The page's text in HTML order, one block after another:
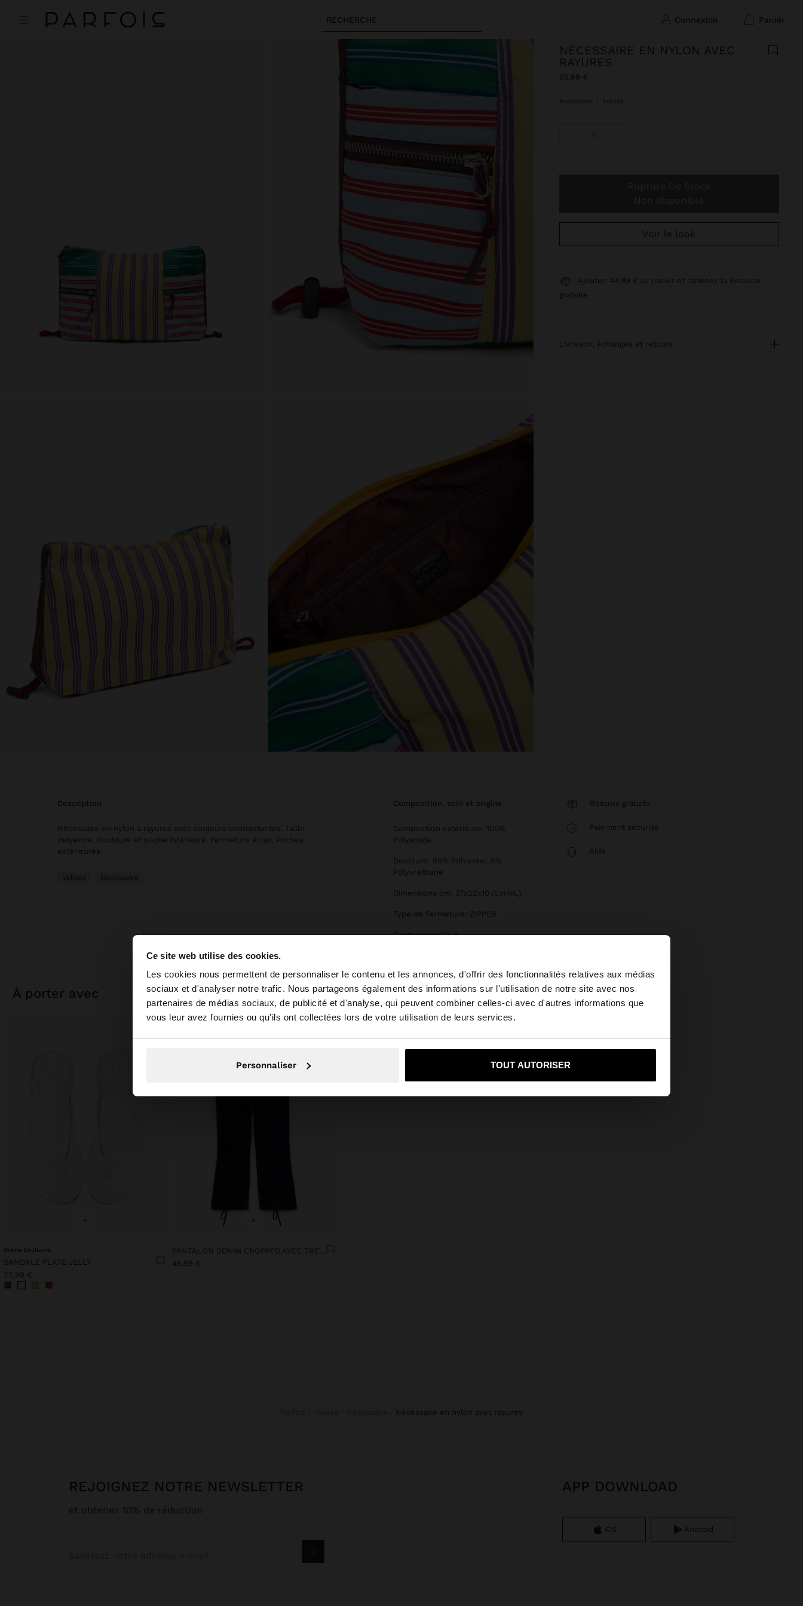
Ce site web utilise des cookies.
Les cookies nous permettent de personnaliser le contenu et les annonces, d'offrir des fonctionnalités relatives aux médias
sociaux et d'analyser notre trafic. Nous partageons également des informations sur l'utilisation de notre site avec nos
partenaires de médias sociaux, de publicité et d'analyse, qui peuvent combiner celles-ci avec d'autres informations que
vous leur avez fournies ou qu'ils ont collectées lors de votre utilisation de leurs services.
Personnaliser TOUT AUTORISER
RECHERCHE connexion panier
bonjour ×
Vous accédez au site depuis Belgique. Voulez-vous parcourir notre site au United States?
Non, je souhaite rester sur Belgique Oui, dirigez-moi vers United States
NÉCESSAIRE EN NYLON AVEC
RAYURES
25,99 €
Multicolore 248498
Voir le look
Ajoutez 44,99 € au panier et obtenez la livraison
gratuite
livraison, échanges et retours
description
Nécessaire en nylon à rayures avec couleurs contrastantes. Taille
moyenne. Doublure et poche intérieure. Fermeture éclair. Poches
extérieures.
Valises Nécessaire
composition, soin et origine
Composition extérieure: 100%
Polyamide
Doublure: 95% Polyester, 5%
Polyuréthane
Dimensions cm: 37x22x10 (LxHxL)
Type de Fermeture: ZIPPER
Contenance (l): 5
Retours gratuits
Paiement sécurisé
Aide
à porter avec
+
Online Exclusive
SANDALE PLATE JELLY
22,99 €
+
45,99 €
nécessaire en nylon avec rayures
REJOIGNEZ NOTRE NEWSLETTER
et obtenez 10% de réduction
APP DOWNLOAD
iOS Android